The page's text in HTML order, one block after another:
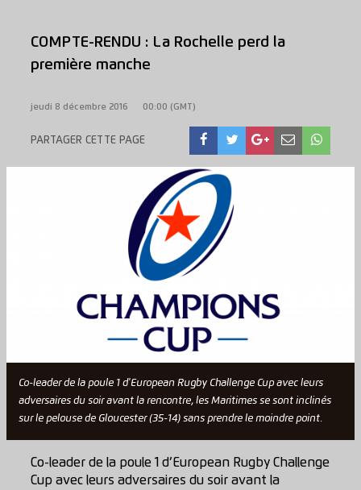
COMPTE-RENDU : La Rochelle perd la
première manche
jeudi 8 décembre 2016 00:00 (GMT)
PARTAGER CETTE PAGE
Co-leader de la poule 1 d'European Rugby Challenge Cup avec leurs
adversaires du soir avant la rencontre, les Maritimes se sont inclinés
sur le pelouse de Gloucester (35-14) sans prendre le moindre point.
Co-leader de la poule 1 d’European Rugby Challenge
Cup avec leurs adversaires du soir avant la